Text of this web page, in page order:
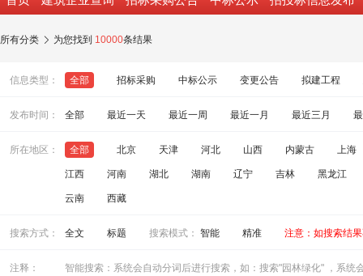
中标公示
询价采购
所有分类  为您找到 10000条结果
信息类型： 全部 招标采购 中标公示 变更公告 拟建工程
发布时间： 全部 最近一天 最近一周 最近一月 最近三月
所在地区： 全部 北京 天津 河北 山西 内蒙古 上海
江西 河南 湖北 湖南 辽宁 吉林 黑龙江
云南 西藏
搜索方式： 全文 标题 搜索模式： 智能 精准 注意：如搜索结
注释：
智能搜索：系统会自动分词后进行搜索，如：搜索"园林绿化" ，系统